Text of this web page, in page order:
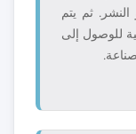
ثم يتم
للوصول إلى